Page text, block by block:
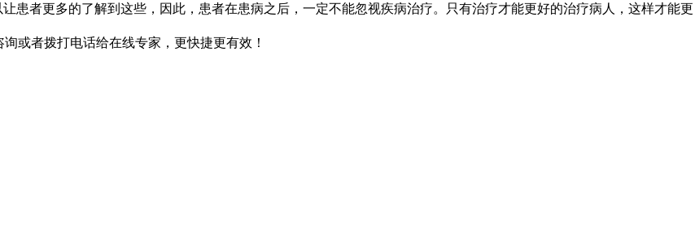
患者更多的了解到这些，因此，患者在患病之后，一定不能忽视疾病治疗。只有治疗才能更好的治疗病人，这样才能更
或者拨打电话给在线专家，更快捷更有效！